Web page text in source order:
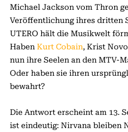
Michael Jackson vom Thron
Veröffentlichung ihres dritten
UTERO hält die Musikwelt
Haben Kurt Cobain, Krist
nun ihre Seelen an den MTV-
Oder haben sie ihren
bewahrt?
Die Antwort erscheint am 13.
ist eindeutig: Nirvana bleiben